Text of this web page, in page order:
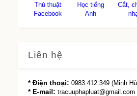
Thủ thuật
Facebook
Học tiếng
Anh
Cắt,
Liên hệ
* Điện thoại: 0983.412.349 (Minh
* E-mail: tracuuphapluat@gmail.com